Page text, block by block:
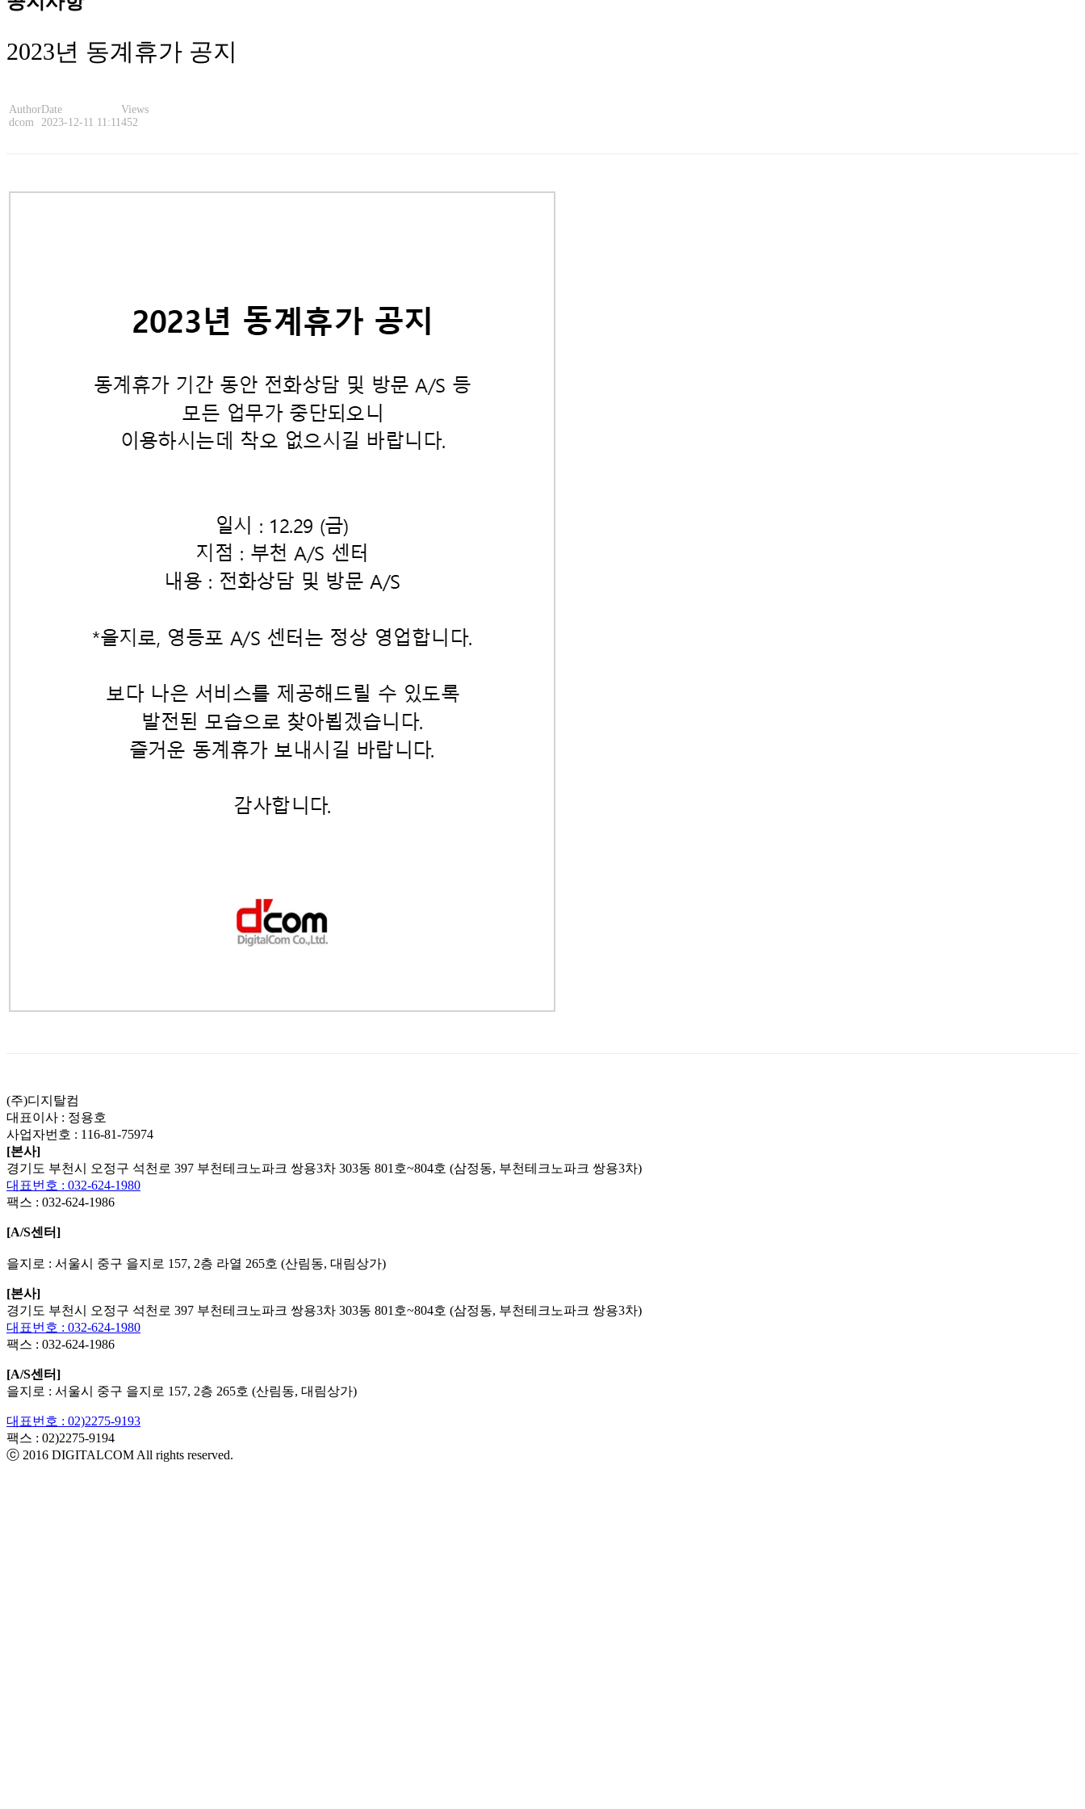
2023년 동계휴가 공지
Author
dcom
Date
2023-12-11 11:11
Views
452
(주)디지탈컴
대표이사 : 정용호
사업자번호 : 116-81-75974
[본사]
경기도 부천시 오정구 석천로 397 부천테크노파크 쌍용3차 303동 801호~804호 (삼정동, 부천테크노파크 쌍용3차)
대표번호 : 032-624-1980
팩스 : 032-624-1986
[A/S센터]
을지로 : 서울시 중구 을지로 157, 2층 라열 265호 (산림동, 대림상가)
[본사]
경기도 부천시 오정구 석천로 397 부천테크노파크 쌍용3차 303동 801호~804호 (삼정동, 부천테크노파크 쌍용3차)
대표번호 : 032-624-1980
팩스 : 032-624-1986
[A/S센터]
을지로 : 서울시 중구 을지로 157, 2층 265호 (산림동, 대림상가)
대표번호 : 02)2275-9193
팩스 : 02)2275-9194​
ⓒ 2016 DIGITALCOM All rights reserved.